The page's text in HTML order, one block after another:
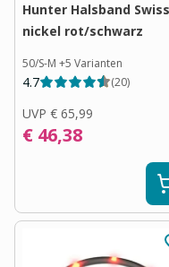
Hunter Halsband Swiss
nickel rot/schwarz
50/S-M +5 Varianten
4.7 (20)
UVP € 65,99
€ 46,38